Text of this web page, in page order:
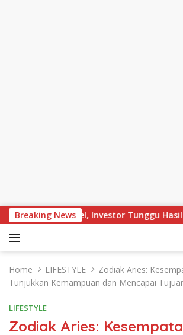
Breaking News
Juta per Barel, Investor Tunggu Hasil
Home LIFESTYLE
Zodiak Aries:
Tunjukkan Kemampuan dan Mencapai
LIFESTYLE
Zodiak Aries: